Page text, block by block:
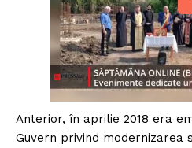
Anterior, în aprilie 2018 era
Guvern privind modernizarea